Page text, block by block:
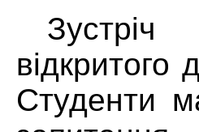
відкритого
Студенти